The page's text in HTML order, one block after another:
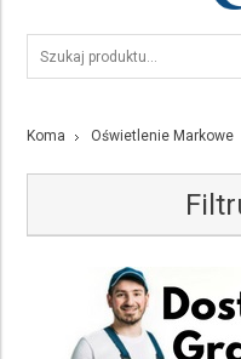
Koma Oświetlenie Markowe
Kategoria